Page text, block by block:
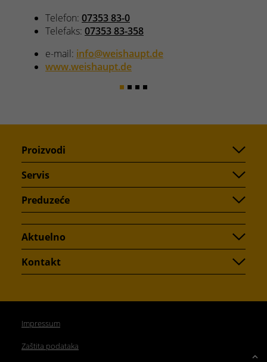
Proizvodi
Servis
Preduzeće
Aktuelno
Kontakt
Impressum
Zaštita podataka
Up